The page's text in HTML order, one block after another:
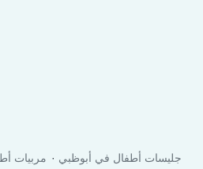
جليسات أطفال في أبوظبي
مربيات